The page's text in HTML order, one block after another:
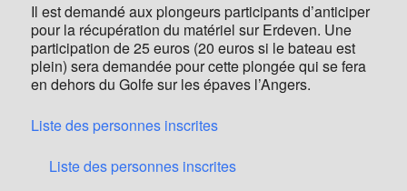
Il est demandé aux plongeurs participants d’anticiper
pour la récupération du matériel sur Erdeven. Une
participation de 25 euros (20 euros si le bateau est
plein) sera demandée pour cette plongée qui se fera
en dehors du Golfe sur les épaves l’Angers.
Liste des personnes inscrites
Liste des personnes inscrites